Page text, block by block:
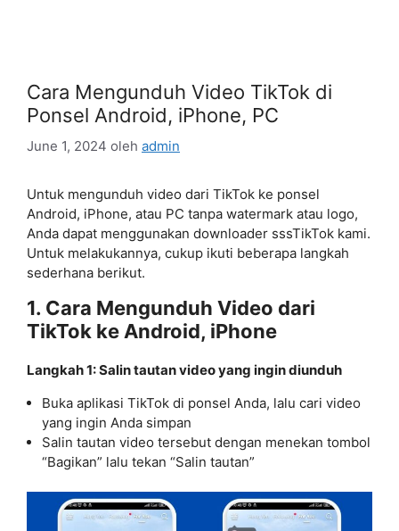
Cara Mengunduh Video TikTok di
Ponsel Android, iPhone, PC
June 1, 2024 oleh admin
Untuk mengunduh video dari TikTok ke ponsel
Android, iPhone, atau PC tanpa watermark atau logo,
Anda dapat menggunakan downloader sssTikTok kami.
Untuk melakukannya, cukup ikuti beberapa langkah
sederhana berikut.
1. Cara Mengunduh Video dari
TikTok ke Android, iPhone
Langkah 1: Salin tautan video yang ingin diunduh
Buka aplikasi TikTok di ponsel Anda, lalu cari video
yang ingin Anda simpan
Salin tautan video tersebut dengan menekan tombol
“Bagikan” lalu tekan “Salin tautan”